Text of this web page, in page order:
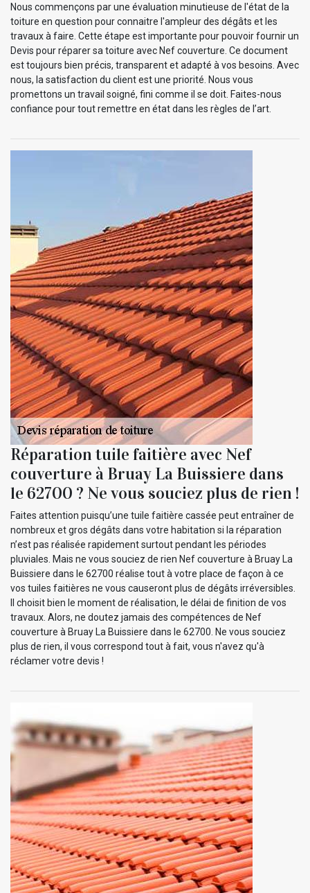
Nous commençons par une évaluation minutieuse de l'état de la
toiture en question pour connaitre l'ampleur des dégâts et les
travaux à faire. Cette étape est importante pour pouvoir fournir un
Devis pour réparer sa toiture avec Nef couverture. Ce document
est toujours bien précis, transparent et adapté à vos besoins. Avec
nous, la satisfaction du client est une priorité. Nous vous
promettons un travail soigné, fini comme il se doit. Faites-nous
confiance pour tout remettre en état dans les règles de l’art.
Réparation tuile faitière avec Nef
couverture à Bruay La Buissiere dans
le 62700 ? Ne vous souciez plus de rien !
Faites attention puisqu’une tuile faitière cassée peut entraîner de
nombreux et gros dégâts dans votre habitation si la réparation
n’est pas réalisée rapidement surtout pendant les périodes
pluviales. Mais ne vous souciez de rien Nef couverture à Bruay La
Buissiere dans le 62700 réalise tout à votre place de façon à ce
vos tuiles faitières ne vous causeront plus de dégâts irréversibles.
Il choisit bien le moment de réalisation, le délai de finition de vos
travaux. Alors, ne doutez jamais des compétences de Nef
couverture à Bruay La Buissiere dans le 62700. Ne vous souciez
plus de rien, il vous correspond tout à fait, vous n'avez qu'à
réclamer votre devis !